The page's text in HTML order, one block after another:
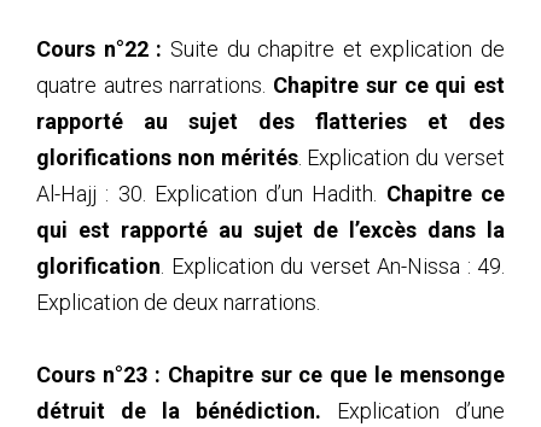
Cours n°22 : Suite du chapitre et explication de
quatre autres narrations. Chapitre sur ce qui est
rapporté au sujet des flatteries et des
glorifications non mérités. Explication du verset
Al-Hajj : 30. Explication d’un Hadith. Chapitre ce
qui est rapporté au sujet de l’excès dans la
glorification . Explication du verset An-Nissa : 49.
Explication de deux narrations.
Cours n°23 : Chapitre sur ce que le mensonge
détruit de la bénédiction. Explication d’une